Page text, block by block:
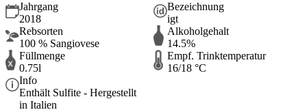
Jahrgang
2018
Bezeichnung
igt
Rebsorten
100 % Sangiovese
Alkoholgehalt
14.5%
Füllmenge
0.75l
Empf. Trinktemperatur
16/18 °C
Info
Enthält Sulfite - Hergestellt
in Italien